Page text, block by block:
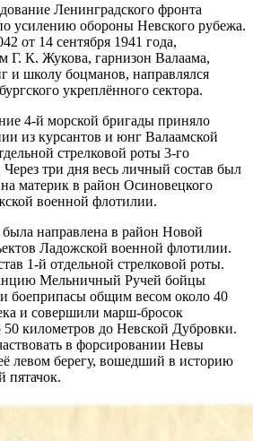
Ленинградского фронта
усилению обороны Невского рубежа.
от 14 сентября 1941 года,
Г. К. Жукова, гарнизон Валаама,
школу боцманов, направлялся
укреплённого сектора.
4-й морской бригады приняло
из курсантов и юнг Валаамской
стрелковой роты 3-го
Через три дня весь личный состав был
материк в район Осиновецкого
военной флотилии.
направлена в район Новой
Ладожской военной флотилии.
1-й отдельной стрелковой роты.
Мельничный Ручей бойцы
боеприпасы общим весом около 40
и совершили марш-бросок
километров до Невской Дубровки.
в форсировании Невы
левом берегу, вошедший в историю
пятачок.